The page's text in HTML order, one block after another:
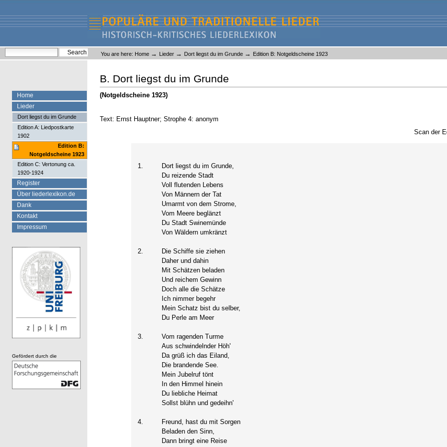
content.
navigation
Liederlexikon
Personal
tools
You are here: Home → Lieder → Dort liegst du im Grunde → Edition B: Notgeldscheine 1923
B. Dort liegst du im Grunde
(Notgeldscheine 1923)
Text: Ernst Hauptner; Strophe 4: anonym
Scan der
1.
Dort liegst du im Grunde,
Du reizende Stadt
Voll flutenden Lebens
Von Männern der Tat
Umarmt von dem Strome,
Vom Meere beglänzt
Du Stadt Swinemünde
Von Wäldern umkränzt
2.
Die Schiffe sie ziehen
Daher und dahin
Mit Schätzen beladen
Und reichem Gewinn
Doch alle die Schätze
Ich nimmer begehr
Mein Schatz bist du selber,
Du Perle am Meer
3.
Vom ragenden Turme
Aus schwindelnder Höh'
Da grüß ich das Eiland,
Die brandende See.
Mein Jubelruf tönt
In den Himmel hinein
Du liebliche Heimat
Sollst blühn und gedeihn'
4.
Freund, hast du mit Sorgen
Beladen den Sinn,
Dann bringt eine Reise
Home
Lieder
Dort liegst du im Grunde
Edition A: Liedpostkarte
1902
Edition B:
Notgeldscheine 1923
Edition C: Vertonung ca.
1920-1924
Register
Über liederlexikon.de
Dank
Kontakt
Impressum
Gefördert durch die